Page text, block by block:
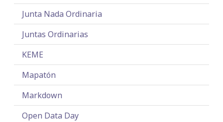
Junta Nada Ordinaria
Juntas Ordinarias
KEME
Mapatón
Markdown
Open Data Day